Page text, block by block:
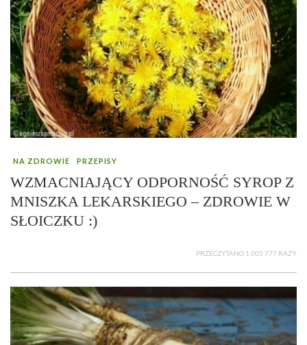
NA ZDROWIE PRZEPISY
WZMACNIAJĄCY ODPORNOŚĆ SYROP Z
MNISZKA LEKARSKIEGO – ZDROWIE W
SŁOICZKU :)
PRZECZYTANO 1 005 777 RAZY